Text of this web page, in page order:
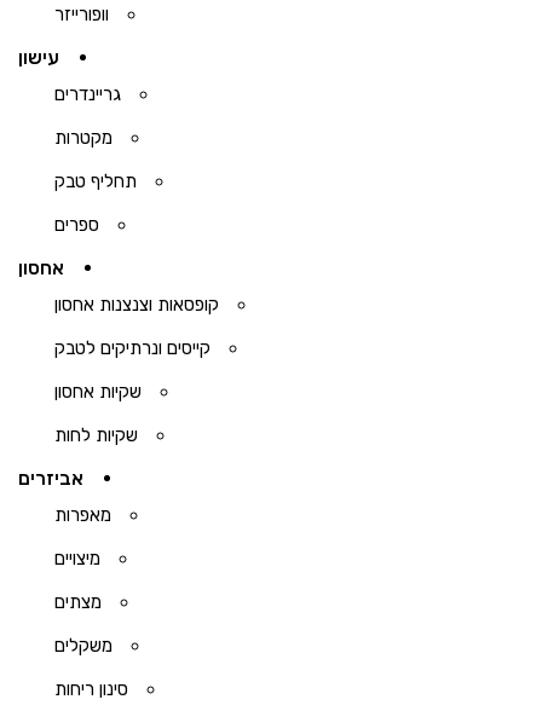
וופורייזר
עישון
גריינדרים
מקטרות
תחליף טבק
ספרים
אחסון
קופסאות וצנצנות אחסון
קייסים ונרתיקים לטבק
שקיות אחסון
שקיות לחות
אביזרים
מאפרות
מיצויים
מצתים
משקלים
סינון ריחות